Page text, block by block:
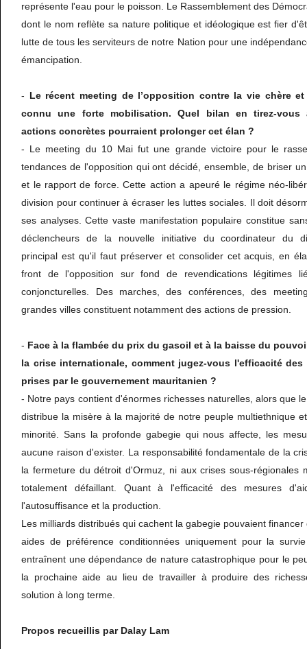
représente l'eau pour le poisson. Le Rassemblement des
dont le nom reflète sa nature politique et idéologique est fier
lutte de tous les serviteurs de notre Nation pour une
émancipation.
- Le récent meeting de l’opposition contre la vie chère
connu une forte mobilisation. Quel bilan en tirez-vous
actions concrètes pourraient prolonger cet élan ?
- Le meeting du 10 Mai fut une grande victoire pour le
tendances de l'opposition qui ont décidé, ensemble, de briser
et le rapport de force. Cette action a apeuré le régime néo-
division pour continuer à écraser les luttes sociales. Il doit
ses analyses. Cette vaste manifestation populaire constitue
déclencheurs de la nouvelle initiative du coordinateur du
principal est qu'il faut préserver et consolider cet acquis, en
front de l'opposition sur fond de revendications légitimes
conjoncturelles. Des marches, des conférences, des
grandes villes constituent notamment des actions de pression.
- Face à la flambée du prix du gasoil et à la baisse du
la crise internationale, comment jugez-vous l'efficacité des
prises par le gouvernement mauritanien ?
- Notre pays contient d'énormes richesses naturelles, alors que
distribue la misère à la majorité de notre peuple multiethnique
minorité. Sans la profonde gabegie qui nous affecte, les
aucune raison d'exister. La responsabilité fondamentale de la
la fermeture du détroit d'Ormuz, ni aux crises sous-régionales
totalement défaillant. Quant à l'efficacité des mesures
l'autosuffisance et la production.
Les milliards distribués qui cachent la gabegie pouvaient
aides de préférence conditionnées uniquement pour la
entraînent une dépendance de nature catastrophique pour le
la prochaine aide au lieu de travailler à produire des
solution à long terme.
Propos recueillis par Dalay Lam